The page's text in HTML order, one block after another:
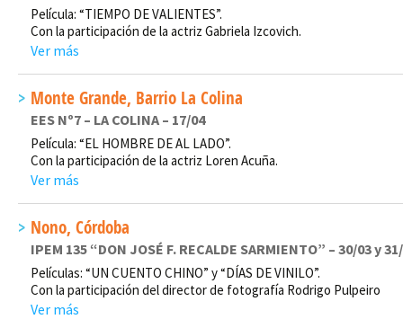
Película: “TIEMPO DE VALIENTES”.
Con la participación de la actriz Gabriela Izcovich.
Ver más
Monte Grande, Barrio La Colina
EES Nº7 – LA COLINA – 17/04
Película: “EL HOMBRE DE AL LADO”.
Con la participación de la actriz Loren Acuña.
Ver más
Nono, Córdoba
IPEM 135 “DON JOSÉ F. RECALDE SARMIENTO” – 30/03 y
Películas: “UN CUENTO CHINO” y “DÍAS DE VINILO”.
Con la participación del director de fotografía Rodrigo Pulpeiro
Ver más